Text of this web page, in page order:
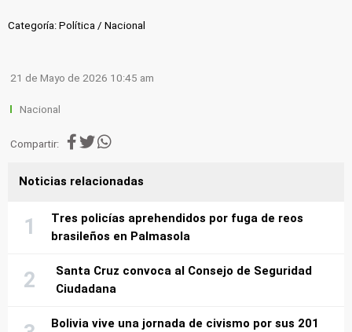
Categoría: Política / Nacional
21 de Mayo de 2026 10:45 am
Nacional
Compartir:
Noticias relacionadas
Tres policías aprehendidos por fuga de reos
brasileños en Palmasola
Santa Cruz convoca al Consejo de Seguridad
Ciudadana
Bolivia vive una jornada de civismo por sus 201